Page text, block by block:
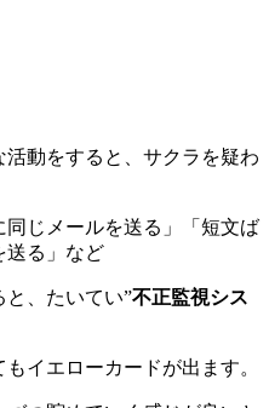
動をすると、サクラを疑わ
じメールを送る」「短文ば
送る」など
、たいてい”不正監視シス
イエローカードが出ます。